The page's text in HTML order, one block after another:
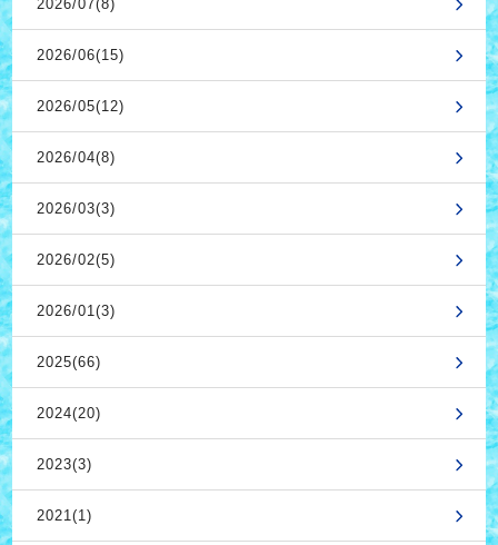
2026/07(8)
2026/06(15)
2026/05(12)
2026/04(8)
2026/03(3)
2026/02(5)
2026/01(3)
2025(66)
2024(20)
2023(3)
2021(1)